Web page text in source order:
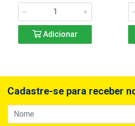
Adicionar
Cadastre-se para receber